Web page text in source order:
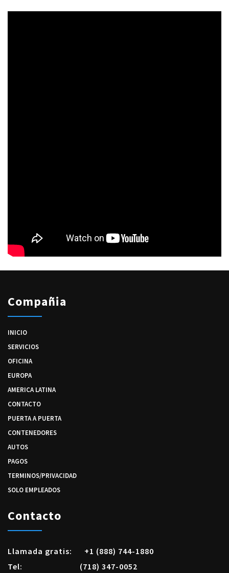
Compañia
INICIO
SERVICIOS
OFICINA
EUROPA
AMERICA LATINA
CONTACTO
PUERTA A PUERTA
CONTENEDORES
AUTOS
PAGOS
TERMINOS/PRIVACIDAD
SOLO EMPLEADOS
Contacto
Llamada gratis: +1 (888) 744-1880
Tel: (718) 347-0052